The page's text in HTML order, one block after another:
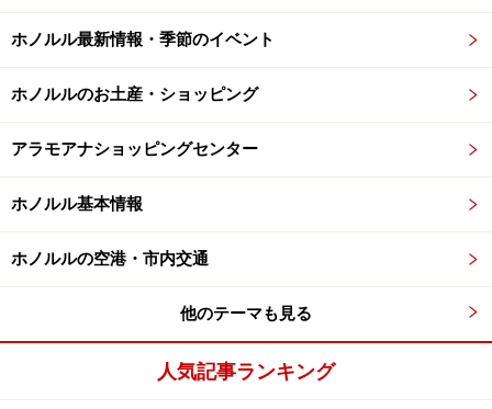
ホノルル最新情報・季節のイベント
ホノルルのお土産・ショッピング
アラモアナショッピングセンター
ホノルル基本情報
ホノルルの空港・市内交通
他のテーマも見る
人気記事ランキング